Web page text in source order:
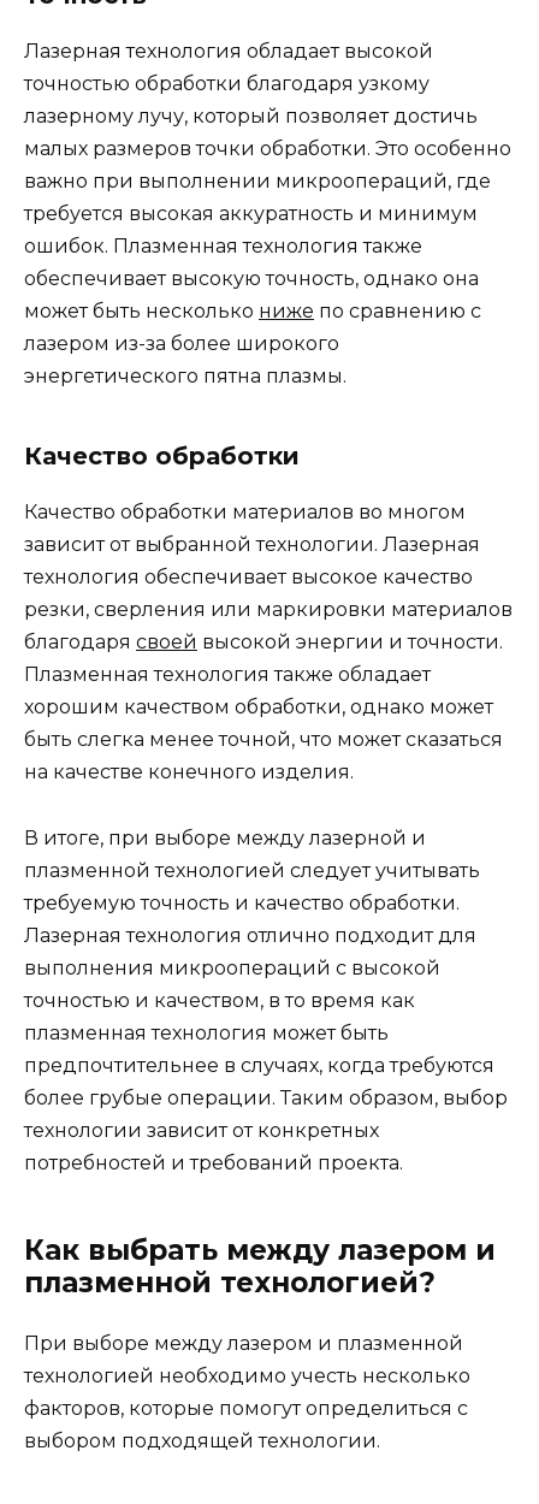
Лазерная технология обладает высокой
точностью обработки благодаря узкому
лазерному лучу, который позволяет достичь
малых размеров точки обработки. Это особенно
важно при выполнении микроопераций, где
требуется высокая аккуратность и минимум
ошибок. Плазменная технология также
обеспечивает высокую точность, однако она
может быть несколько ниже по сравнению с
лазером из-за более широкого
энергетического пятна плазмы.
Качество обработки
Качество обработки материалов во многом
зависит от выбранной технологии. Лазерная
технология обеспечивает высокое качество
резки, сверления или маркировки материалов
благодаря своей высокой энергии и точности.
Плазменная технология также обладает
хорошим качеством обработки, однако может
быть слегка менее точной, что может сказаться
на качестве конечного изделия.
В итоге, при выборе между лазерной и
плазменной технологией следует учитывать
требуемую точность и качество обработки.
Лазерная технология отлично подходит для
выполнения микроопераций с высокой
точностью и качеством, в то время как
плазменная технология может быть
предпочтительнее в случаях, когда требуются
более грубые операции. Таким образом, выбор
технологии зависит от конкретных
потребностей и требований проекта.
Как выбрать между лазером и
плазменной технологией?
При выборе между лазером и плазменной
технологией необходимо учесть несколько
факторов, которые помогут определиться с
выбором подходящей технологии.